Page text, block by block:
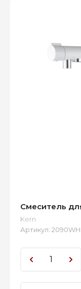
Смеситель
Kern
Артикул: 2090WH